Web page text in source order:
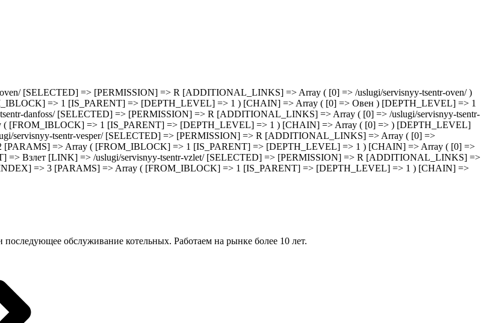
[SELECTED] => [PERMISSION] => R [ADDITIONAL_LINKS] => Array ( [0] => /uslugi/servisnyy-tsentr-oven/ )
=> 1 [IS_PARENT] => [DEPTH_LEVEL] => 1 ) [CHAIN] => Array ( [0] => Овен ) [DEPTH_LEVEL] => 1
danfoss/ [SELECTED] => [PERMISSION] => R [ADDITIONAL_LINKS] => Array ( [0] => /uslugi/servisnyy-tsentr-
[FROM_IBLOCK] => 1 [IS_PARENT] => [DEPTH_LEVEL] => 1 ) [CHAIN] => Array ( [0] => ) [DEPTH_LEVEL]
servisnyy-tsentr-vesper/ [SELECTED] => [PERMISSION] => R [ADDITIONAL_LINKS] => Array ( [0] =>
[PARAMS] => Array ( [FROM_IBLOCK] => 1 [IS_PARENT] => [DEPTH_LEVEL] => 1 ) [CHAIN] => Array ( [0] =>
Взлет [LINK] => /uslugi/servisnyy-tsentr-vzlet/ [SELECTED] => [PERMISSION] => R [ADDITIONAL_LINKS] =>
=> 3 [PARAMS] => Array ( [FROM_IBLOCK] => 1 [IS_PARENT] => [DEPTH_LEVEL] => 1 ) [CHAIN] =>
обслуживание котельных. Работаем на рынке более 10 лет.